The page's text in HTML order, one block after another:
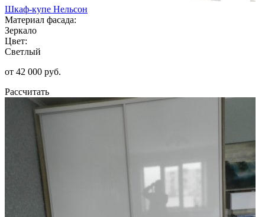
Шкаф-купе Нельсон
Материал фасада:
Зеркало
Цвет:
Светлый
от 42 000 руб.
Рассчитать